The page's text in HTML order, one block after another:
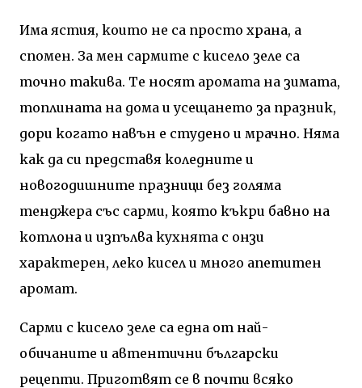
Има ястия, които не са просто храна, а
спомен. За мен сармите с кисело зеле са
точно такива. Те носят аромата на зимата,
топлината на дома и усещането за празник,
дори когато навън е студено и мрачно. Няма
как да си представя коледните и
новогодишните празници без голяма
тенджера със сарми, която къкри бавно на
котлона и изпълва кухнята с онзи
характерен, леко кисел и много апетитен
аромат.
Сарми с кисело зеле са една от най-
обичаните и автентични български
рецепти. Приготвят се в почти всяко